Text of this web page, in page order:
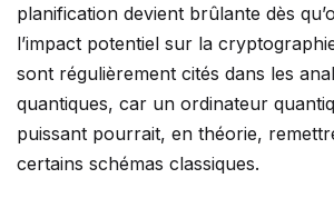
planification devient brûlante dès
l’impact potentiel sur la
sont régulièrement cités dans les
quantiques, car un ordinateur
puissant pourrait, en théorie,
certains schémas classiques.